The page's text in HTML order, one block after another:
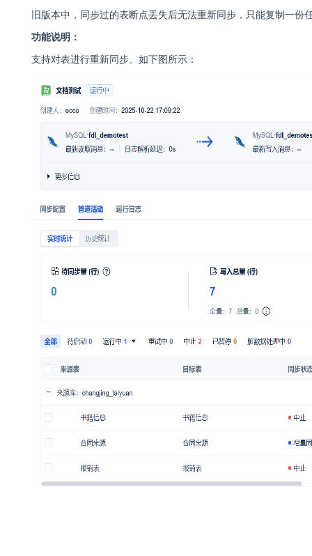
旧版本中，同步过的表断点丢失后无法重新同步，只能复制一份
功能说明：
支持对表进行重新同步。如下图所示：